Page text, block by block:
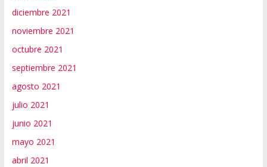
diciembre 2021
noviembre 2021
octubre 2021
septiembre 2021
agosto 2021
julio 2021
junio 2021
mayo 2021
abril 2021